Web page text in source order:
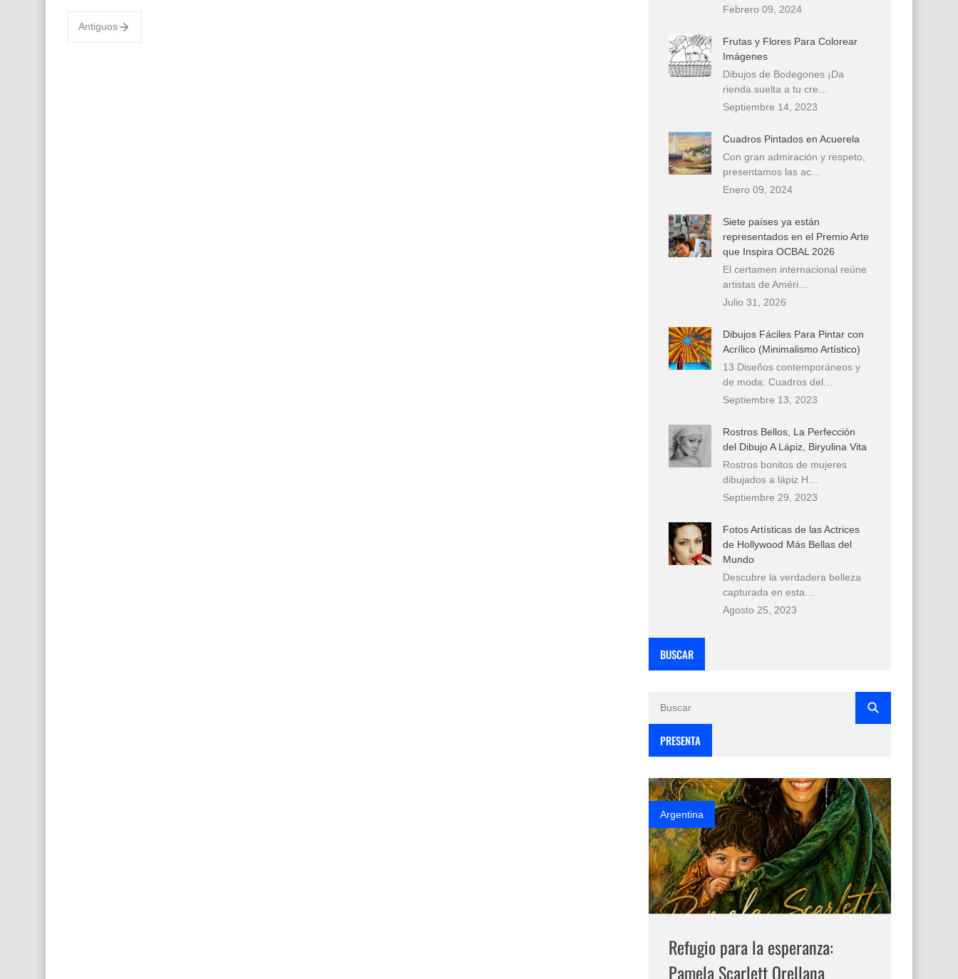
Antiguos
Febrero 09, 2024
Frutas y Flores Para Colorear
Imágenes
Dibujos de Bodegones ¡Da
rienda suelta a tu cre…
Septiembre 14, 2023
Cuadros Pintados en Acuerela
Con gran admiración y respeto,
presentamos las ac…
Enero 09, 2024
Siete países ya están
representados en el Premio Arte
que Inspira OCBAL 2026
El certamen internacional reúne
artistas de Améri…
Julio 31, 2026
Dibujos Fáciles Para Pintar con
Acrílico (Minimalismo Artístico)
13 Diseños contemporáneos y
de moda: Cuadros del…
Septiembre 13, 2023
Rostros Bellos, La Perfección
del Dibujo A Lápiz, Biryulina Vita
Rostros bonitos de mujeres
dibujados a lápiz H…
Septiembre 29, 2023
Fotos Artísticas de las Actrices
de Hollywood Más Bellas del
Mundo
Descubre la verdadera belleza
capturada en esta…
Agosto 25, 2023
BUSCAR
PRESENTA
Argentina
Refugio para la esperanza:
Pamela Scarlett Orellana